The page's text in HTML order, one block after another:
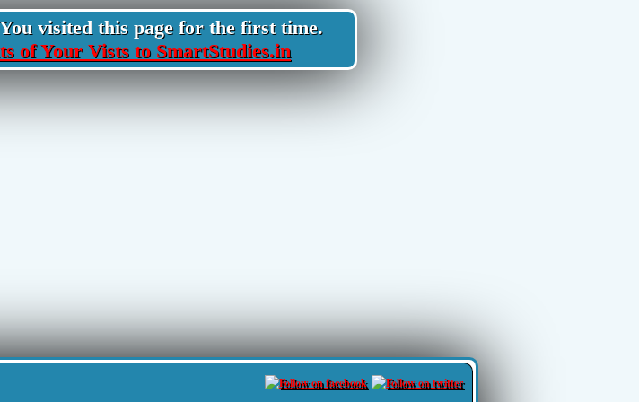
visited this page for the first time.
of Your Vists to SmartStudies.in